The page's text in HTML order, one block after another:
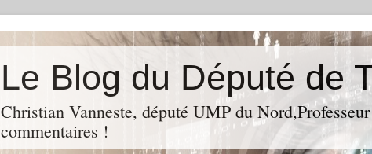
Christian Vanneste, député UMP du
commentaires !